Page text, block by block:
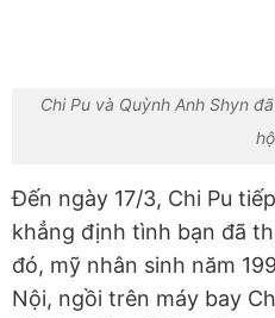
Chi Pu và Quỳnh Anh Shyn
Đến ngày 17/3, Chi Pu
khẳng định tình bạn đã
đó, mỹ nhân sinh năm
Nội, ngồi trên máy bay